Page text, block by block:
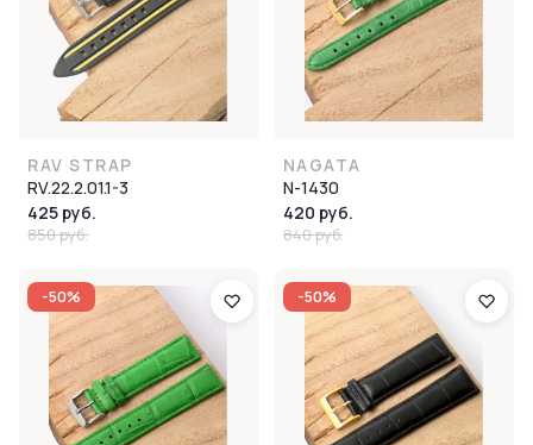
RAV STRAP
RV.22.2.01.1-3
425 руб.
850 руб.
NAGATA
N-1430
420 руб.
840 руб.
-50% -50%